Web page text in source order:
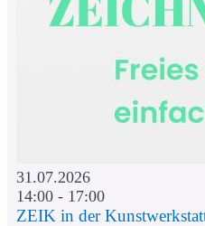
31.07.2026
14:00 - 17:00
ZEIK in der